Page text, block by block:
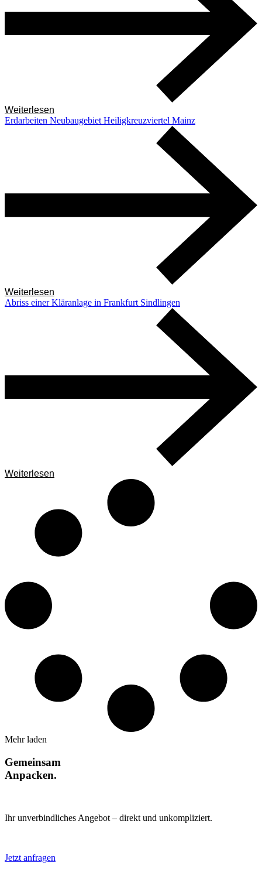
Weiterlesen
Erdarbeiten Neubaugebiet Heiligkreuzviertel Mainz
Weiterlesen
Abriss einer Kläranlage in Frankfurt Sindlingen
Weiterlesen
Mehr laden
Gemeinsam
Anpacken.
Ihr unverbindliches Angebot – direkt und unkompliziert.
Jetzt anfragen